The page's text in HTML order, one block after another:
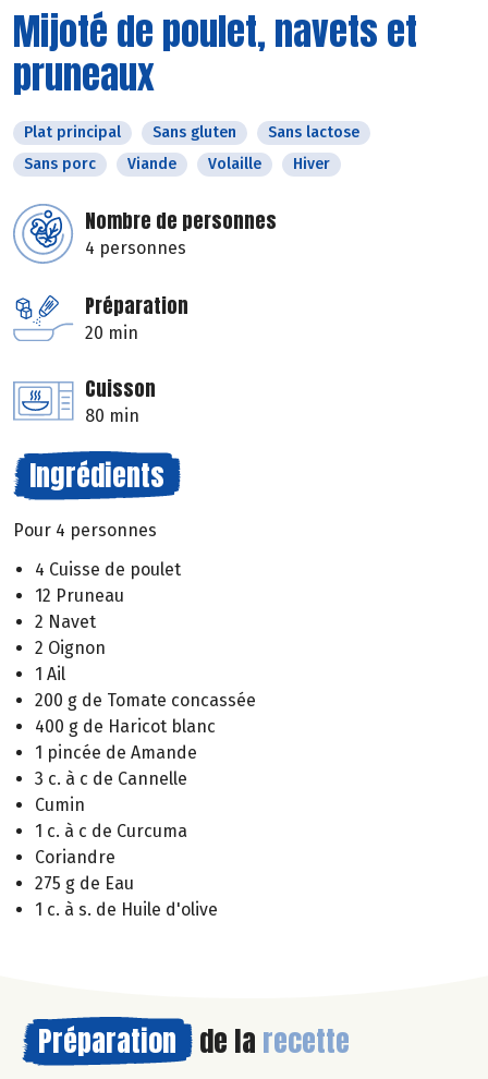
Mijoté de poulet, navets et
pruneaux
Plat principal Sans gluten
Sans lactose
Sans porc
Viande Volaille Hiver
Nombre de personnes
4 personnes
Préparation
20 min
Cuisson
80 min
Ingrédients
Pour 4 personnes
4 Cuisse de poulet
12 Pruneau
2 Navet
2 Oignon
1 Ail
200 g de Tomate concassée
400 g de Haricot blanc
1 pincée de Amande
3 c. à c de Cannelle
Cumin
1 c. à c de Curcuma
Coriandre
275 g de Eau
1 c. à s. de Huile d'olive
Préparation de la recette